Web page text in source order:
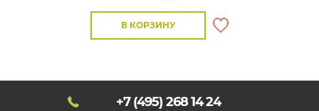
В КОРЗИНУ
+7 (495) 268 14 24